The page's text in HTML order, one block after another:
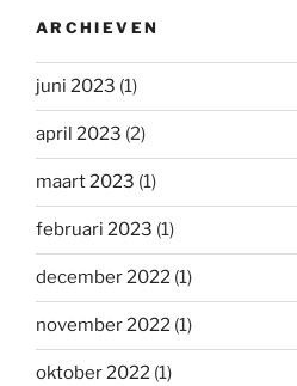
ARCHIEVEN
juni 2023 (1)
april 2023 (2)
maart 2023 (1)
februari 2023 (1)
december 2022 (1)
november 2022 (1)
oktober 2022 (1)